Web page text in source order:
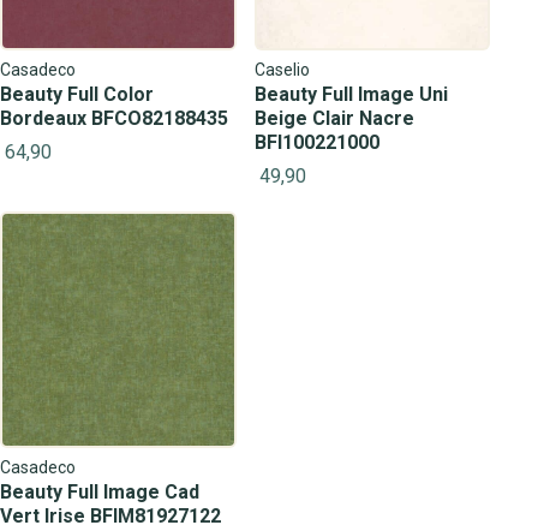
Casadeco
Beauty Full Color
Bordeaux BFCO82188435
64,90
Caselio
Beauty Full Image Uni
Beige Clair Nacre
BFI100221000
49,90
Casadeco
Beauty Full Image Cad
Vert Irise BFIM81927122